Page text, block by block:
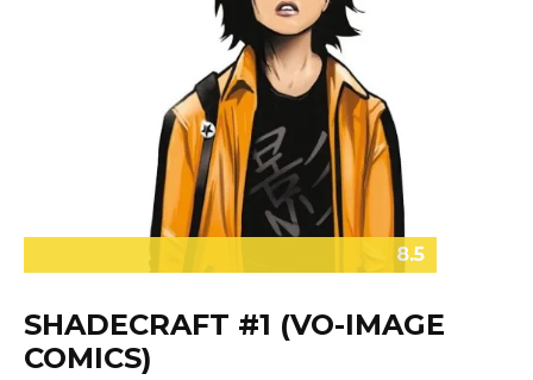
8.5
SHADECRAFT #1 (VO-IMAGE
COMICS)